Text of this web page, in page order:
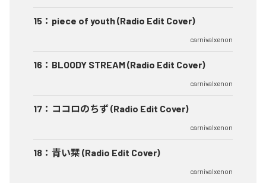
15 ： piece of youth (Radio Edit Cover)
carnivalxenon
16 ： BLOODY STREAM (Radio Edit Cover)
carnivalxenon
17 ： ココロのちず (Radio Edit Cover)
carnivalxenon
18 ： 青い栞 (Radio Edit Cover)
carnivalxenon